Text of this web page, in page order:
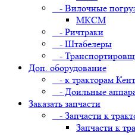
- Вилочные
МКСМ
- Ричтраки
- Штабелеры
-
Доп. оборудование
- к тракторам
- Доильные
Заказать запчасти
- Запчасти к
Запчасти к